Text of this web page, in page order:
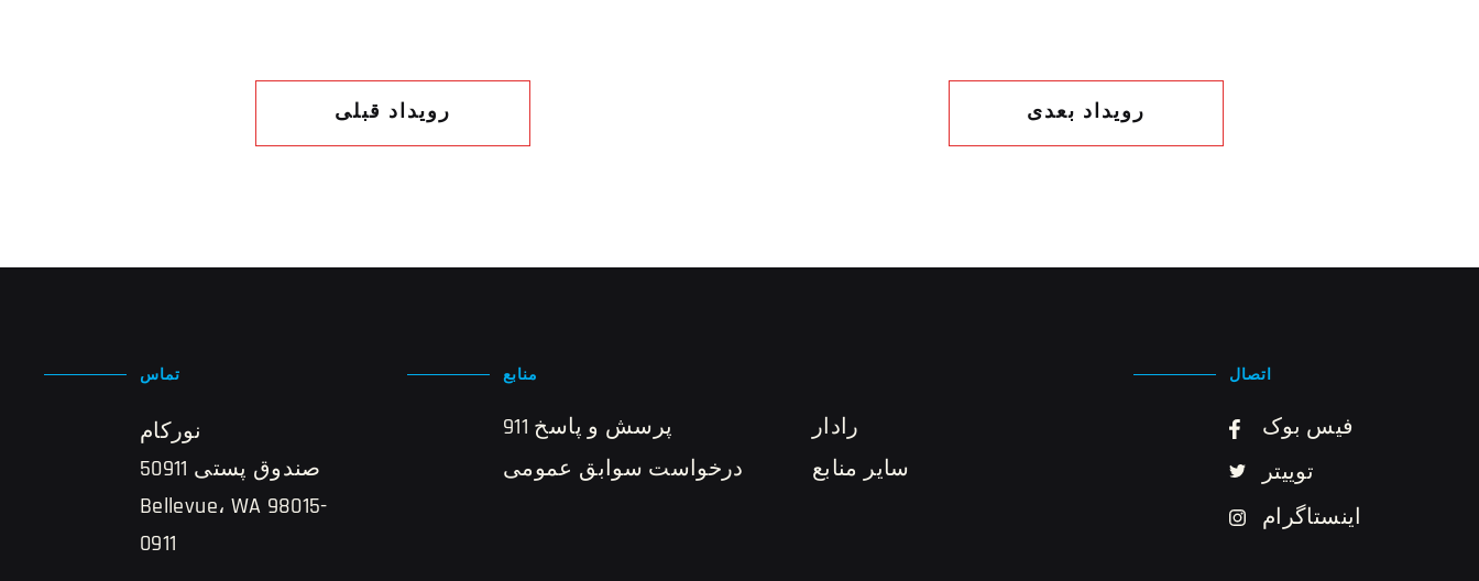
رویداد قبلی رویداد بعدی
تماس
نورکام
صندوق پستی 50911
Bellevue، WA 98015-
0911
منابع
911 پرسش و پاسخ
درخواست سوابق عمومی
رادار
سایر منابع
اتصال
فیس بوک
توییتر
اینستاگرام